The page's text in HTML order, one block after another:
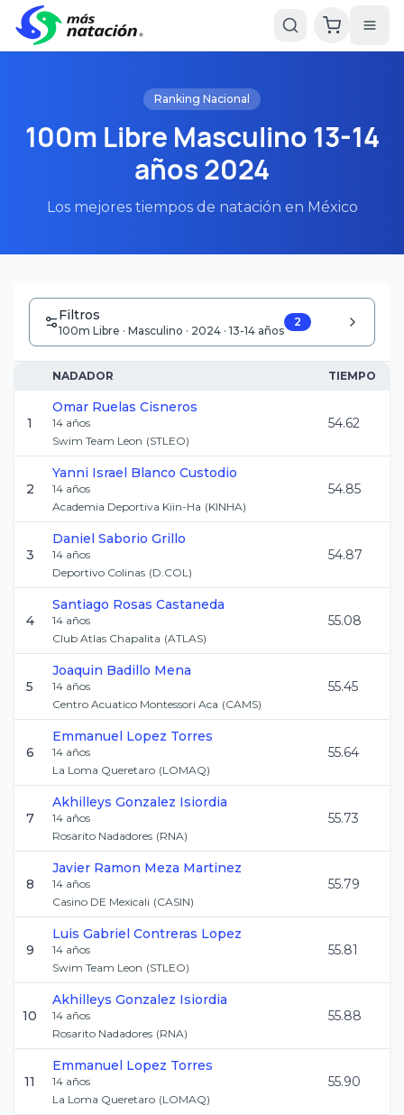
Ranking Nacional
100m Libre Masculino 13-14
años 2024
Los mejores tiempos de natación en México
Filtros
100m Libre · Masculino · 2024 · 13-14 años
2
NADADOR TIEMPO
1
Omar Ruelas Cisneros
14 años
Swim Team Leon (STLEO)
54.62
2
Yanni Israel Blanco Custodio
14 años
Academia Deportiva Kiin-Ha (KINHA)
54.85
3
Daniel Saborio Grillo
14 años
Deportivo Colinas (D.COL)
54.87
4
Santiago Rosas Castaneda
14 años
Club Atlas Chapalita (ATLAS)
55.08
5
Joaquin Badillo Mena
14 años
Centro Acuatico Montessori Aca (CAMS)
55.45
6
Emmanuel Lopez Torres
14 años
La Loma Queretaro (LOMAQ)
55.64
7
Akhilleys Gonzalez Isiordia
14 años
Rosarito Nadadores (RNA)
55.73
8
Javier Ramon Meza Martinez
14 años
Casino DE Mexicali (CASIN)
55.79
9
Luis Gabriel Contreras Lopez
14 años
Swim Team Leon (STLEO)
55.81
10
Akhilleys Gonzalez Isiordia
14 años
Rosarito Nadadores (RNA)
55.88
11
Emmanuel Lopez Torres
14 años
La Loma Queretaro (LOMAQ)
55.90